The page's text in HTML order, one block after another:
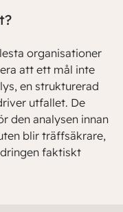
organisationer
att ett mål inte
en strukturerad
utfallet. De
den analysen innan
blir träffsäkrare,
faktiskt